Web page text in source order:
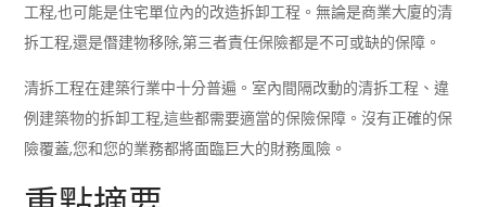
工程,也可能是住宅單位內的改造拆卸工程。無論是商業大廈的清
拆工程,還是僭建物移除,第三者責任保險都是不可或缺的保障。
清拆工程在建築行業中十分普遍。室內間隔改動的清拆工程、違
例建築物的拆卸工程,這些都需要適當的保險保障。沒有正確的保
險覆蓋,您和您的業務都將面臨巨大的財務風險。